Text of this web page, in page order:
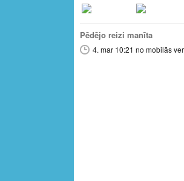
Pēdējo reizi manīta
4. mar 10:21 no mobilās